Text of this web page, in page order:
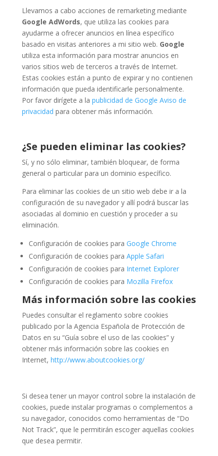
Llevamos a cabo acciones de remarketing mediante
Google AdWords, que utiliza las cookies para
ayudarme a ofrecer anuncios en línea específico
basado en visitas anteriores a mi sitio web. Google
utiliza esta información para mostrar anuncios en
varios sitios web de terceros a través de Internet.
Estas cookies están a punto de expirar y no contienen
información que pueda identificarle personalmente.
Por favor dirígete a la publicidad de Google Aviso de
privacidad para obtener más información.
¿Se pueden eliminar las cookies?
Sí, y no sólo eliminar, también bloquear, de forma
general o particular para un dominio específico.
Para eliminar las cookies de un sitio web debe ir a la
configuración de su navegador y allí podrá buscar las
asociadas al dominio en cuestión y proceder a su
eliminación.
Configuración de cookies para Google Chrome
Configuración de cookies para Apple Safari
Configuración de cookies para Internet Explorer
Configuración de cookies para Mozilla Firefox
Más información sobre las cookies
Puedes consultar el reglamento sobre cookies
publicado por la Agencia Española de Protección de
Datos en su “Guía sobre el uso de las cookies” y
obtener más información sobre las cookies en
Internet, http://www.aboutcookies.org/
Si desea tener un mayor control sobre la instalación de
cookies, puede instalar programas o complementos a
su navegador, conocidos como herramientas de “Do
Not Track”, que le permitirán escoger aquellas cookies
que desea permitir.